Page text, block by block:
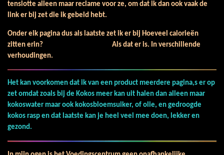
tenslotte alleen maar reclame voor ze, om dat ik dan ook vaak de
link er bij zet die ik gebeld hebt.
Onder elk pagina dus als laatste zet ik er bij Hoeveel calorieën
zitten erin? Als dat er is. In verschillende
verhoudingen.
Het kan voorkomen dat ik van een product meerdere pagina,s er op
zet omdat zoals bij de Kokos meer kan uit halen dan alleen maar
kokoswater maar ook kokosbloemsuiker, of olie, en gedroogde
kokos rasp en dat laatste kan je heel veel mee doen, lekker en
gezond.